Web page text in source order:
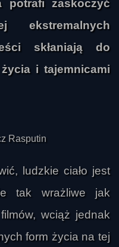
potrafi zaskoczyć
ekstremalnych
skłaniają do
i tajemnicami
Rasputin
ludzkie ciało jest
tak wrażliwe jak
wciąż jednak
form życia na tej